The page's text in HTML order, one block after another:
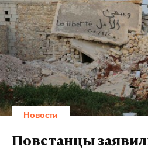
Зеленский провели
данным Киева, переговоры
минут.
Зеленский также после
разговор с Трампом и
продуктивным. После в
написал, что «все
можно скорее».
Новости
Повстанцы